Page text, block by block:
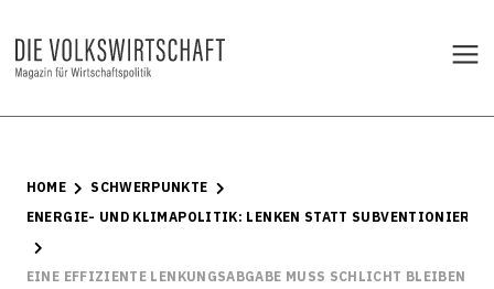
HOME
SCHWERPUNKTE
ENERGIE- UND KLIMAPOLITIK: LENKEN STATT SUBVENTIONIEREN
EINE EFFIZIENTE LENKUNGSABGABE MUSS SCHLICHT BLEIBEN